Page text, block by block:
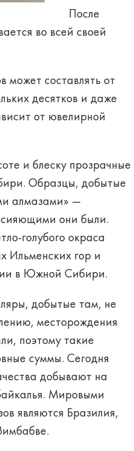
После
во всей своей
может составлять от
десятков и даже
от ювелирной
и блеску прозрачные
Образцы, добытые
алмазами» —
сияющими они были.
голубого окраса
Ильменских гор и
в Южной Сибири.
добытые там, не
месторождения
поэтому такие
суммы. Сегодня
добывают на
Мировыми
являются Бразилия,